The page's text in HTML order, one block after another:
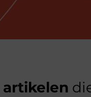
artikelen